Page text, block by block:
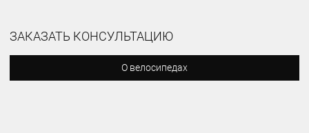
ЗАКАЗАТЬ КОНСУЛЬТАЦИЮ
О велосипедах